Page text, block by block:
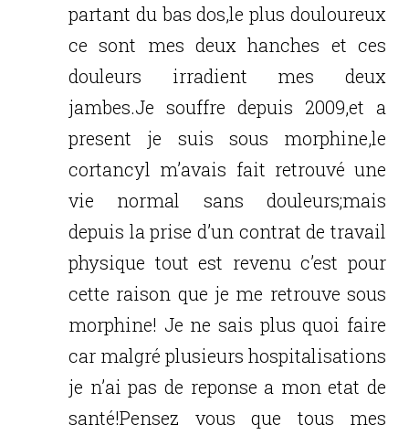
partant du bas dos,le plus douloureux
ce sont mes deux hanches et ces
douleurs irradient mes deux
jambes.Je souffre depuis 2009,et a
present je suis sous morphine,le
cortancyl m’avais fait retrouvé une
vie normal sans douleurs;mais
depuis la prise d’un contrat de travail
physique tout est revenu c’est pour
cette raison que je me retrouve sous
morphine! Je ne sais plus quoi faire
car malgré plusieurs hospitalisations
je n’ai pas de reponse a mon etat de
santé!Pensez vous que tous mes